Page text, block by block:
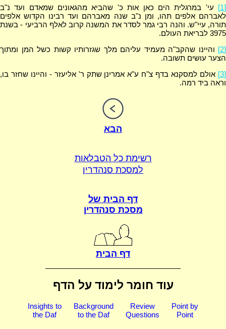
[1]
עי' במרגלית הים כאן אות כ' שהביא מהגאונים שמאדם ועד נ"ב
לאברהם אלפים תהו, ומן נ"ב שנה מאברהם ועד רבינו הקדוש אלפים
תורה, עיי"ש. והנה רבי גמר לסדר את המשנה קרוב לאלף הרביעי - בשנת
3975 לבריאת העולם.
[2]
והיינו שהקב"ה מעמיד עליהם מלך שגזרותיו קשות כשל המן ומתוך
הצער עושים תשובה.
[3]
אולם למסקנא בדף צ"ח ע"א אמרינן שתק ר' אליעזר - והיינו שחזר בו,
וראה ביד רמה.
הבא
רשימת כל הטבלאות
למסכת סנהדרין
דף הבית של
מסכת סנהדרין
דף הבית
עוד חומר לימוד על הדף
Insights to
the Daf
Background
to the Daf
Review
Questions
Point by
Point